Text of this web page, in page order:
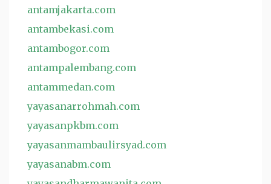
antamjakarta.com
antambekasi.com
antambogor.com
antampalembang.com
antammedan.com
yayasanarrohmah.com
yayasanpkbm.com
yayasanmambaulirsyad.com
yayasanabm.com